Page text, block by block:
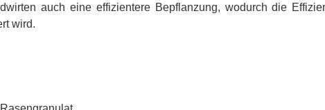
auch eine effizientere Bepflanzung, wodurch die
wird.